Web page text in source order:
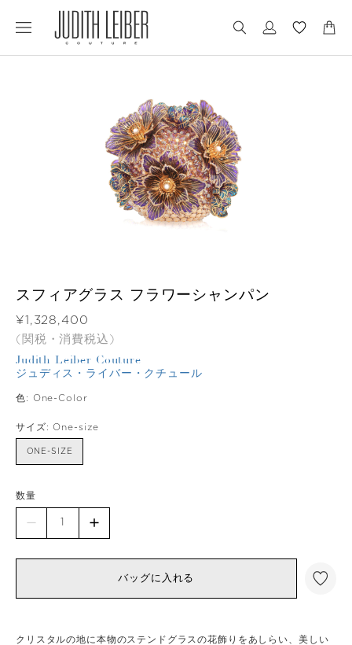
to
to
スフィアグラス フラワーシャンパン
価格
¥1,328,400
(関税・消費税込)
Judith Leiber Couture
ジュディス・ライバー・クチュール
色: One-Color
サイズ: One-size
ONE-SIZE
数量
バッグに入れる
クリスタルの地に本物のステンドグラスの花飾りをあしらい、美しい